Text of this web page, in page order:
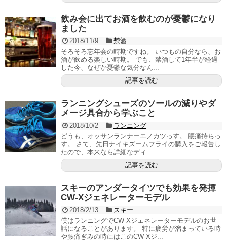
飲み会に出てお酒を飲むのが憂鬱になり
ました
2018/11/9
禁酒
そろそろ忘年会の時期ですね。 いつもの自分なら、お
酒が飲める楽しい時期。 でも、禁酒して1年半が経過
した今、なぜか憂鬱な気分なん...
記事を読む
ランニングシューズのソールの減りやダ
メージ具合から学ぶこと
2018/10/2
ランニング
どうも、オッサンランナーエノカツっす。 腰痛持ちっ
す。 さて、先日ナイキズームフライの購入をご報告し
たので、本来なら詳細なディ...
記事を読む
スキーのアンダータイツでも効果を発揮
CW-Xジェネレーターモデル
2018/2/13
スキー
僕はランニングでCW-Xジェネレーターモデルのお世
話になることがあります。 特に疲労が溜まっている時
や腰痛ぎみの時にはこのCW-Xジ...